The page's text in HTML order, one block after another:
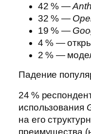
42 % —
32 % —
19 % —
4 % —
2 % —
Падение
24 %
использования
на его
преимущества